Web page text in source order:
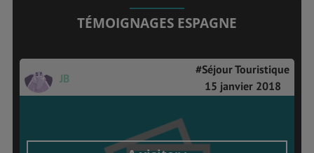
TÉMOIGNAGES ESPAGNE
JB
#Séjour Touristique
15 janvier 2018